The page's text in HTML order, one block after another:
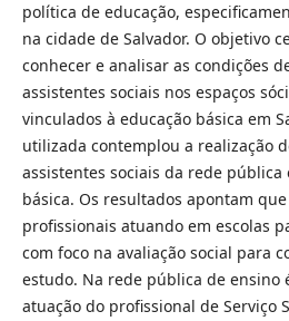
política de educação,
na cidade de Salvador. O objetivo
conhecer e analisar as condições
assistentes sociais nos espaços
vinculados à educação básica em
utilizada contemplou a realização
assistentes sociais da rede pública
básica. Os resultados apontam
profissionais atuando em escolas
com foco na avaliação social para
estudo. Na rede pública de ensino
atuação do profissional de Serviço